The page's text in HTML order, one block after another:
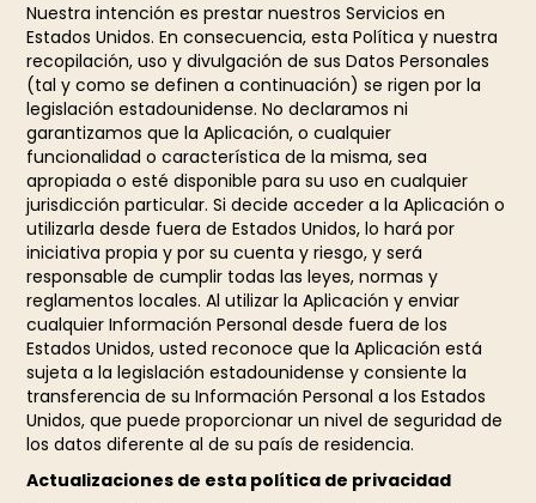
Nuestra intención es prestar nuestros Servicios en
Estados Unidos. En consecuencia, esta Política y nuestra
recopilación, uso y divulgación de sus Datos Personales
(tal y como se definen a continuación) se rigen por la
legislación estadounidense. No declaramos ni
garantizamos que la Aplicación, o cualquier
funcionalidad o característica de la misma, sea
apropiada o esté disponible para su uso en cualquier
jurisdicción particular. Si decide acceder a la Aplicación o
utilizarla desde fuera de Estados Unidos, lo hará por
iniciativa propia y por su cuenta y riesgo, y será
responsable de cumplir todas las leyes, normas y
reglamentos locales. Al utilizar la Aplicación y enviar
cualquier Información Personal desde fuera de los
Estados Unidos, usted reconoce que la Aplicación está
sujeta a la legislación estadounidense y consiente la
transferencia de su Información Personal a los Estados
Unidos, que puede proporcionar un nivel de seguridad de
los datos diferente al de su país de residencia.
Actualizaciones de esta política de privacidad